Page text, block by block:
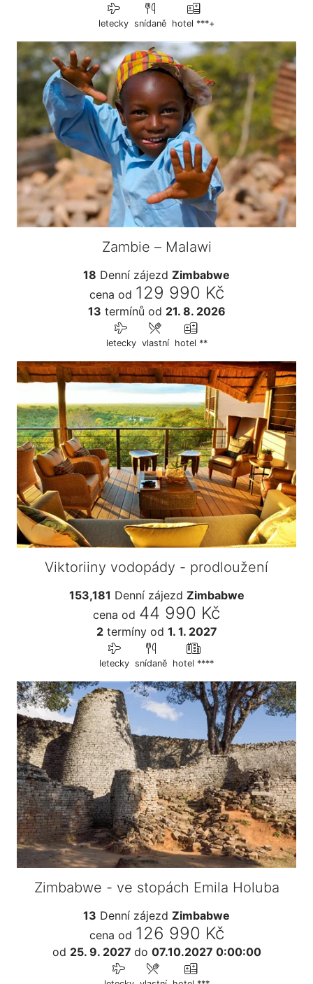
letecky snídaně hotel ***+
Zambie – Malawi
18 Denní zájezd Zimbabwe
cena od 129 990 Kč
13 termínů od 21. 8. 2026
letecky vlastní hotel **
Viktoriiny vodopády - prodloužení
153,181 Denní zájezd Zimbabwe
cena od 44 990 Kč
2termínyod 1. 1. 2027
letecky snídaně hotel ****
Zimbabwe - ve stopách Emila Holuba
13 Denní zájezd Zimbabwe
cena od 126 990 Kč
od 25. 9. 2027 do 07.10.2027 0:00:00